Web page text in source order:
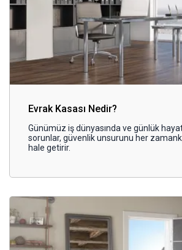
Evrak Kasası Nedir?
Günümüz iş dünyasında ve günlük
sorunlar, güvenlik unsurunu her
hale getirir.